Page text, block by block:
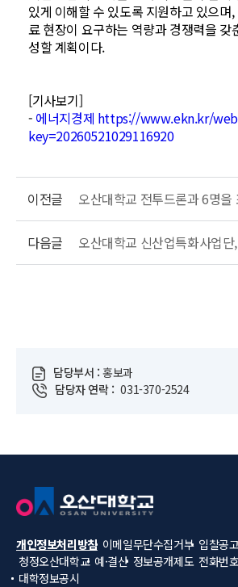
있게 이해할 수 있도록 지원하고 있으며
료 현장이 요구하는 역량과 경쟁력을 갖
성할 계획이다.
[기사보기]
- 에너지경제 https://www.ekn.kr/
key=20260521029116920
이전글
다음글
담당부서 : 홍보과
담당자 연락 : 031-370-2524
개인정보처리방침 이메일무단수집거부 입찰공고
청정오산대학교 예·결산 정보공개제도 전화번
대학정보공시